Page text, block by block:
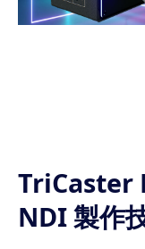
TriCaster
NDI 製作